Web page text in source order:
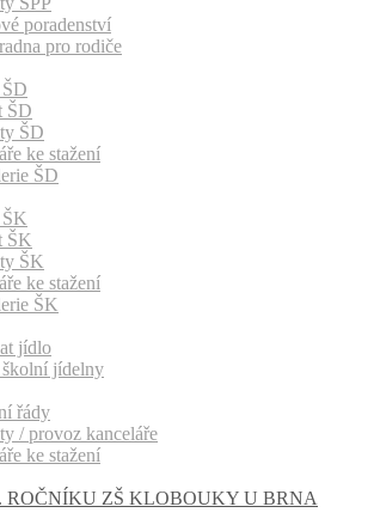
poradenství
pro rodiče
ŠD
ŠD
ke stažení
ŠD
ŠK
ŠK
ke stažení
ŠK
jídlo
jídelny
řády
/ provoz kanceláře
ke stažení
ROČNÍKU ZŠ KLOBOUKY U BRNA